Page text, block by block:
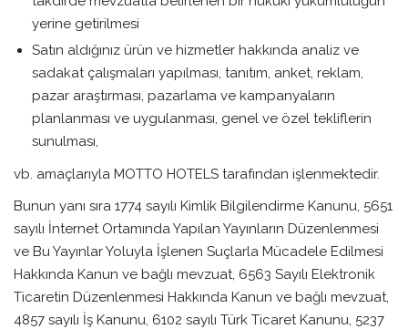
yerine getirilmesi
Satın aldığınız ürün ve hizmetler hakkında analiz ve
sadakat çalışmaları yapılması, tanıtım, anket, reklam,
pazar araştırması, pazarlama ve kampanyaların
planlanması ve uygulanması, genel ve özel tekliflerin
sunulması,
vb. amaçlarıyla MOTTO HOTELS tarafından işlenmektedir.
Bunun yanı sıra 1774 sayılı Kimlik Bilgilendirme Kanunu, 5651
sayılı İnternet Ortamında Yapılan Yayınların Düzenlenmesi
ve Bu Yayınlar Yoluyla İşlenen Suçlarla Mücadele Edilmesi
Hakkında Kanun ve bağlı mevzuat, 6563 Sayılı Elektronik
Ticaretin Düzenlenmesi Hakkında Kanun ve bağlı mevzuat,
4857 sayılı İş Kanunu, 6102 sayılı Türk Ticaret Kanunu, 5237